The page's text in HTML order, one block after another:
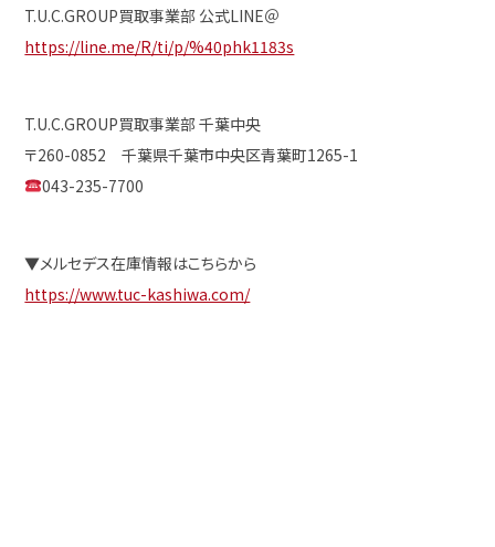
T.U.C.GROUP買取事業部 公式LINE＠
https://line.me/R/ti/p/%40phk1183s
T.U.C.GROUP買取事業部 千葉中央
〒260-0852 千葉県千葉市中央区青葉町1265-1
043-235-7700
▼メルセデス在庫情報はこちらから
https://www.tuc-kashiwa.com/